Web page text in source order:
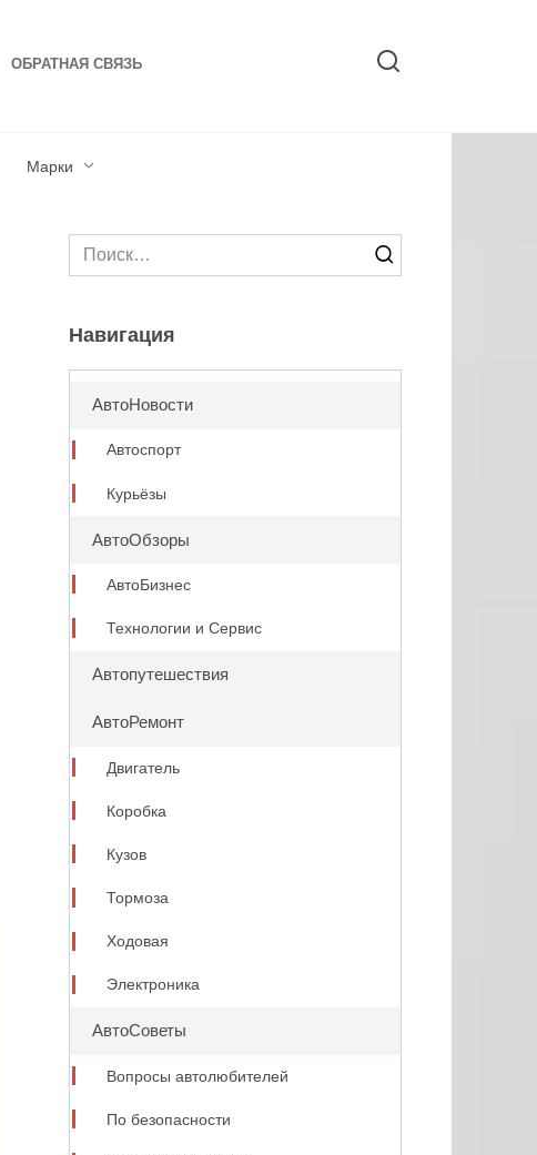
ОБРАТНАЯ СВЯЗЬ
Марки
Search
for:
Навигация
АвтоНовости
Автоспорт
Курьёзы
АвтоОбзоры
АвтоБизнес
Технологии и Сервис
Автопутешествия
АвтоРемонт
Двигатель
Коробка
Кузов
Тормоза
Ходовая
Электроника
АвтоСоветы
Вопросы автолюбителей
По безопасности